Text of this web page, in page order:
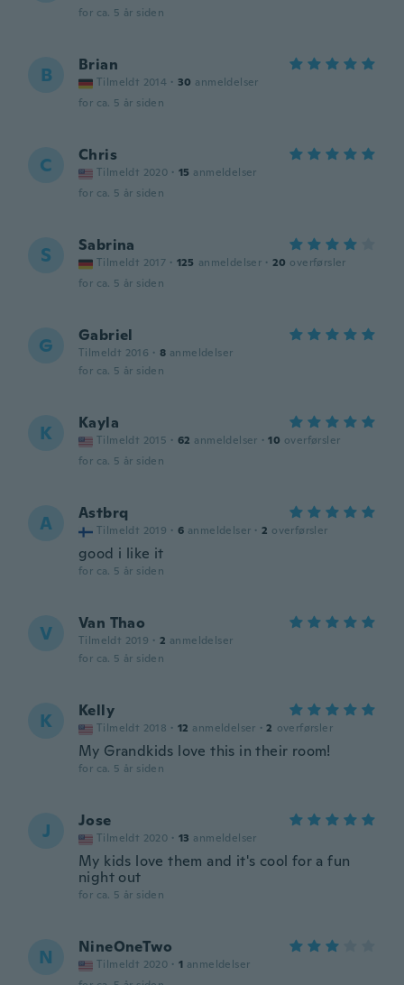
for ca. 5 år siden
B Brian
Tilmeldt 2014 · 30 anmeldelser
for ca. 5 år siden
C Chris
Tilmeldt 2020 · 15 anmeldelser
for ca. 5 år siden
S Sabrina
Tilmeldt 2017 · 125 anmeldelser · 20 overførsler
for ca. 5 år siden
G Gabriel
Tilmeldt 2016 · 8 anmeldelser
for ca. 5 år siden
K Kayla
Tilmeldt 2015 · 62 anmeldelser · 10 overførsler
for ca. 5 år siden
A Astbrq
Tilmeldt 2019 · 6 anmeldelser · 2 overførsler
good i like it
for ca. 5 år siden
V Van Thao
Tilmeldt 2019 · 2 anmeldelser
for ca. 5 år siden
K Kelly
Tilmeldt 2018 · 12 anmeldelser · 2 overførsler
My Grandkids love this in their room!
for ca. 5 år siden
J Jose
Tilmeldt 2020 · 13 anmeldelser
My kids love them and it's cool for a fun
night out
for ca. 5 år siden
N NineOneTwo
Tilmeldt 2020 · 1 anmeldelser